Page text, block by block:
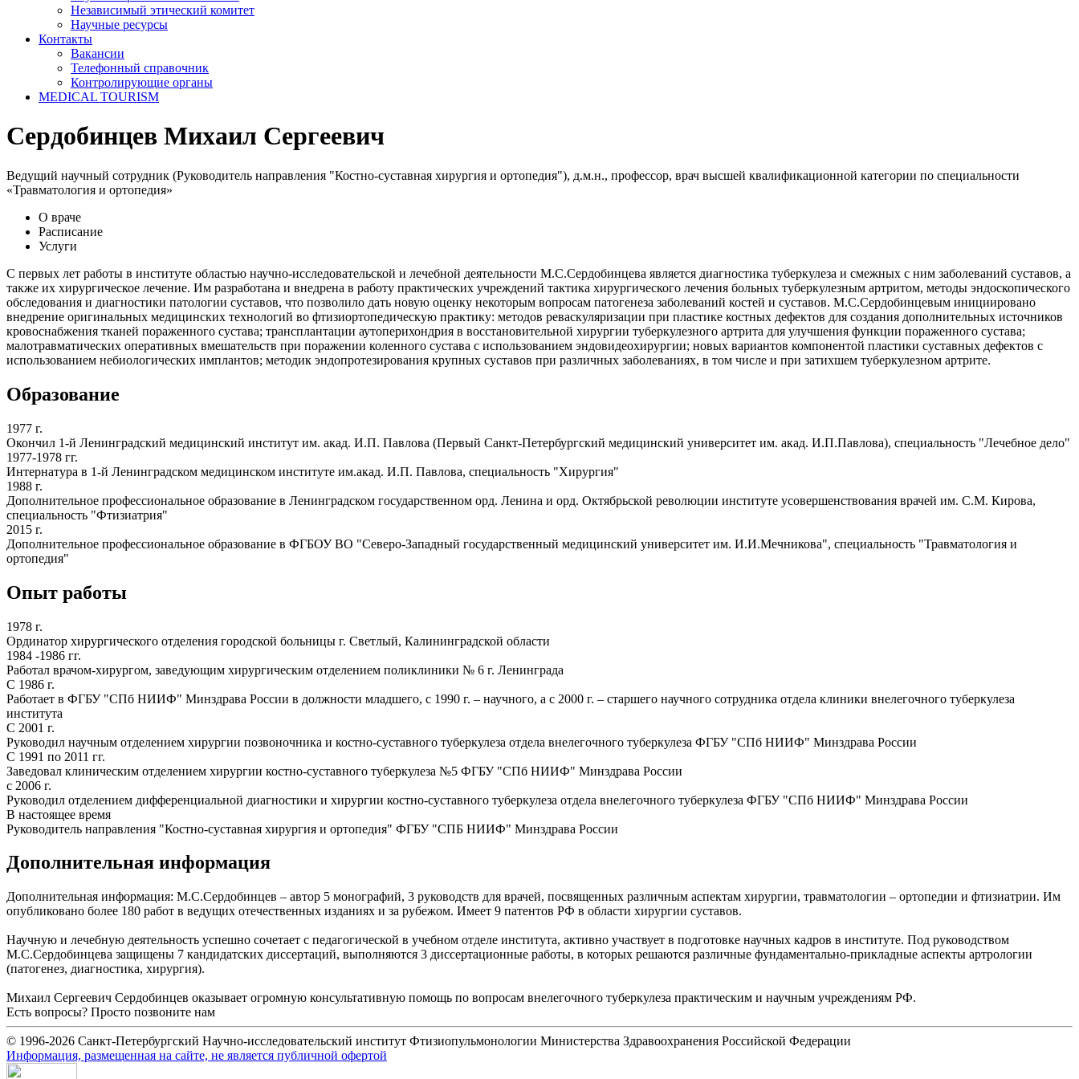
Независимый этический комитет
Научные ресурсы
Контакты
Вакансии
Телефонный справочник
Контролирующие органы
MEDICAL TOURISM
Сердобинцев Михаил Сергеевич
Ведущий научный сотрудник (Руководитель направления "Костно-суставная хирургия и ортопедия"), д.м.н., профессор, врач высшей квалификационной категории по специальности
«Травматология и ортопедия»
О враче
Расписание
Услуги
С первых лет работы в институте областью научно-исследовательской и лечебной деятельности М.С.Сердобинцева является диагностика туберкулеза и смежных с ним заболеваний суставов, а
также их хирургическое лечение. Им разработана и внедрена в работу практических учреждений тактика хирургического лечения больных туберкулезным артритом, методы эндоскопического
обследования и диагностики патологии суставов, что позволило дать новую оценку некоторым вопросам патогенеза заболеваний костей и суставов. М.С.Сердобинцевым инициировано
внедрение оригинальных медицинских технологий во фтизиортопедическую практику: методов реваскуляризации при пластике костных дефектов для создания дополнительных источников
кровоснабжения тканей пораженного сустава; трансплантации аутоперихондрия в восстановительной хирургии туберкулезного артрита для улучшения функции пораженного сустава;
малотравматических оперативных вмешательств при поражении коленного сустава с использованием эндовидеохирургии; новых вариантов компонентой пластики суставных дефектов с
использованием небиологических имплантов; методик эндопротезирования крупных суставов при различных заболеваниях, в том числе и при затихшем туберкулезном артрите.
Образование
1977 г.
Окончил 1-й Ленинградский медицинский институт им. акад. И.П. Павлова (Первый Санкт-Петербургский медицинский университет им. акад. И.П.Павлова), специальность "Лечебное дело"
1977-1978 гг.
Интернатура в 1-й Ленинградском медицинском институте им.акад. И.П. Павлова, специальность "Хирургия"
1988 г.
Дополнительное профессиональное образование в Ленинградском государственном орд. Ленина и орд. Октябрьской революции институте усовершенствования врачей им. С.М. Кирова,
специальность "Фтизиатрия"
2015 г.
Дополнительное профессиональное образование в ФГБОУ ВО "Северо-Западный государственный медицинский университет им. И.И.Мечникова", специальность "Травматология и
ортопедия"
Опыт работы
1978 г.
Ординатор хирургического отделения городской больницы г. Светлый, Калининградской области
1984 -1986 гг.
Работал врачом-хирургом, заведующим хирургическим отделением поликлиники № 6 г. Ленинграда
С 1986 г.
Работает в ФГБУ "СПб НИИФ" Минздрава России в должности младшего, с 1990 г. – научного, а с 2000 г. – старшего научного сотрудника отдела клиники внелегочного туберкулеза
института
С 2001 г.
Руководил научным отделением хирургии позвоночника и костно-суставного туберкулеза отдела внелегочного туберкулеза ФГБУ "СПб НИИФ" Минздрава России
С 1991 по 2011 гг.
Заведовал клиническим отделением хирургии костно-суставного туберкулеза №5 ФГБУ "СПб НИИФ" Минздрава России
с 2006 г.
Руководил отделением дифференциальной диагностики и хирургии костно-суставного туберкулеза отдела внелегочного туберкулеза ФГБУ "СПб НИИФ" Минздрава России
В настоящее время
Руководитель направления "Костно-суставная хирургия и ортопедия" ФГБУ "СПБ НИИФ" Минздрава России
Дополнительная информация
Дополнительная информация: М.С.Сердобинцев – автор 5 монографий, 3 руководств для врачей, посвященных различным аспектам хирургии, травматологии – ортопедии и фтизиатрии. Им
опубликовано более 180 работ в ведущих отечественных изданиях и за рубежом. Имеет 9 патентов РФ в области хирургии суставов.
Научную и лечебную деятельность успешно сочетает с педагогической в учебном отделе института, активно участвует в подготовке научных кадров в институте. Под руководством
М.С.Сердобинцева защищены 7 кандидатских диссертаций, выполняются 3 диссертационные работы, в которых решаются различные фундаментально-прикладные аспекты артрологии
(патогенез, диагностика, хирургия).
Михаил Сергеевич Сердобинцев оказывает огромную консультативную помощь по вопросам внелегочного туберкулеза практическим и научным учреждениям РФ.
Есть вопросы? Просто позвоните нам
© 1996-2026 Санкт-Петербургский Научно-исследовательский институт Фтизиопульмонологии Министерства Здравоохранения Российской Федерации
Информация, размещенная на сайте, не является публичной офертой